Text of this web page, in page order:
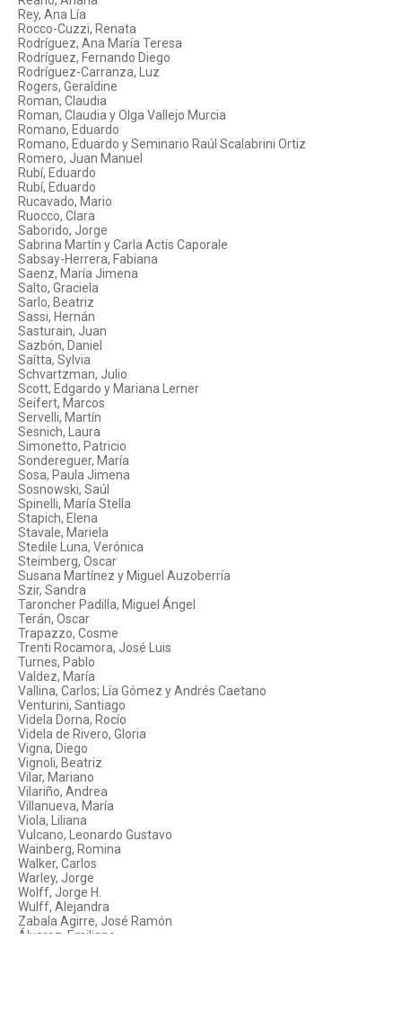
Rey, Ana Lía
Rocco-Cuzzi, Renata
Rodríguez, Ana María Teresa
Rodríguez, Fernando Diego
Rodríguez-Carranza, Luz
Rogers, Geraldine
Roman, Claudia
Roman, Claudia y Olga Vallejo Murcia
Romano, Eduardo
Romano, Eduardo y Seminario Raúl Scalabrini Ortiz
Romero, Juan Manuel
Rubí, Eduardo
Rubí, Eduardo
Rucavado, Mario
Ruocco, Clara
Saborido, Jorge
Sabrina Martín y Carla Actis Caporale
Sabsay-Herrera, Fabiana
Saenz, María Jimena
Salto, Graciela
Sarlo, Beatriz
Sassi, Hernán
Sasturain, Juan
Sazbón, Daniel
Saítta, Sylvia
Schvartzman, Julio
Scott, Edgardo y Mariana Lerner
Seifert, Marcos
Servelli, Martín
Sesnich, Laura
Simonetto, Patricio
Sondereguer, María
Sosa, Paula Jimena
Sosnowski, Saúl
Spinelli, María Stella
Stapich, Elena
Stavale, Mariela
Stedile Luna, Verónica
Steimberg, Oscar
Susana Martínez y Miguel Auzoberría
Szir, Sandra
Taroncher Padilla, Miguel Ángel
Terán, Oscar
Trapazzo, Cosme
Trenti Rocamora, José Luis
Turnes, Pablo
Valdez, María
Vallina, Carlos; Lía Gómez y Andrés Caetano
Venturini, Santiago
Videla Dorna, Rocío
Videla de Rivero, Gloria
Vigna, Diego
Vignoli, Beatriz
Vilar, Mariano
Vilariño, Andrea
Villanueva, María
Viola, Liliana
Vulcano, Leonardo Gustavo
Wainberg, Romina
Walker, Carlos
Warley, Jorge
Wolff, Jorge H.
Wulff, Alejandra
Zabala Agirre, José Ramón
Álvarez, Emiliano